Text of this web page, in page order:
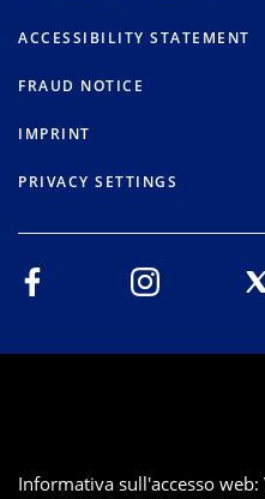
ACCESSIBILITY STATEMENT
FRAUD NOTICE
IMPRINT
PRIVACY SETTINGS
Informativa sull'accesso